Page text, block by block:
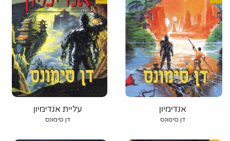
עליית אנדימיון
דן סימונס
אנדימיון
דן סימונס